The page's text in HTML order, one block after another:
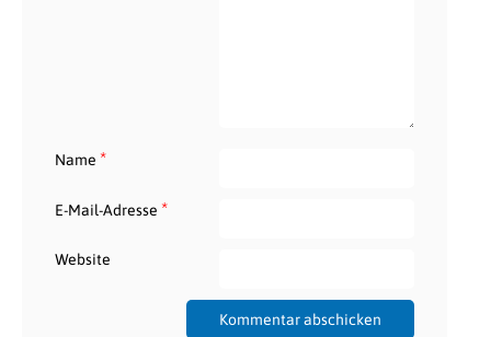
Name *
E-Mail-Adresse *
Website